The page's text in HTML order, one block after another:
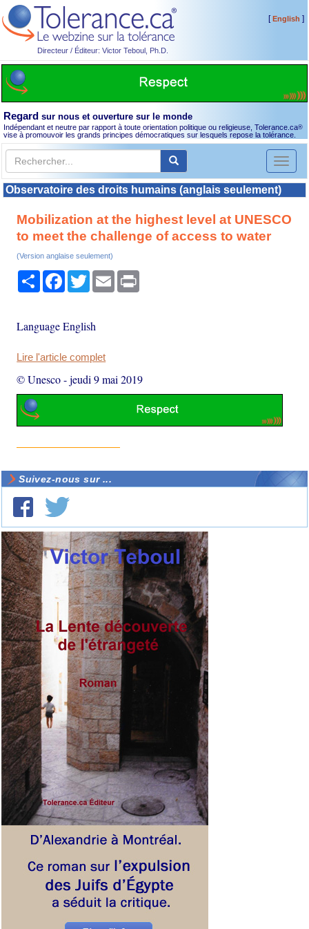
Directeur / Éditeur: Victor Teboul, Ph.D.
[English ]
Regard sur nous et ouverture sur le monde
Indépendant et neutre par rapport à toute orientation politique ou religieuse, Tolerance.ca®
vise à promouvoir les grands principes démocratiques sur lesquels repose la tolérance.
Toggle
Observatoire des droits humains (anglais seulement)
Mobilization at the highest level at UNESCO
to meet the challenge of access to water
(Version anglaise seulement)
PartagerFacebook
TwitterEmail
Language English
Lire l'article complet
© Unesco-jeudi 9 mai 2019
Suivez-nous sur ...